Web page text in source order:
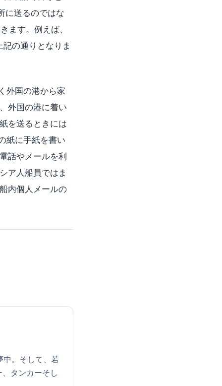
に送るのではな
ます。例えば、
の通りとなりま
外国の港から家
外国の港に着い
を送るときには
紙に手紙を書い
話やメールを利
ア人船員ではま
内個人メールの
中。そして、若
タンカーそし